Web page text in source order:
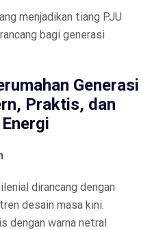
menjadikan tiang PJU
bagi generasi
Generasi
Praktis, dan
dirancang dengan
desain masa kini.
dengan warna netral